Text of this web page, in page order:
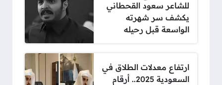
للشاعر سعود القحطاني
يكشف سر شهرته
الواسعة قبل رحيله
ارتفاع معدلات الطلاق في
السعودية 2025.. أرقام